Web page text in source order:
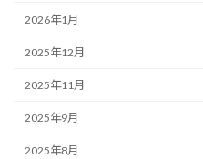
2026年1月
2025年12月
2025年11月
2025年9月
2025年8月